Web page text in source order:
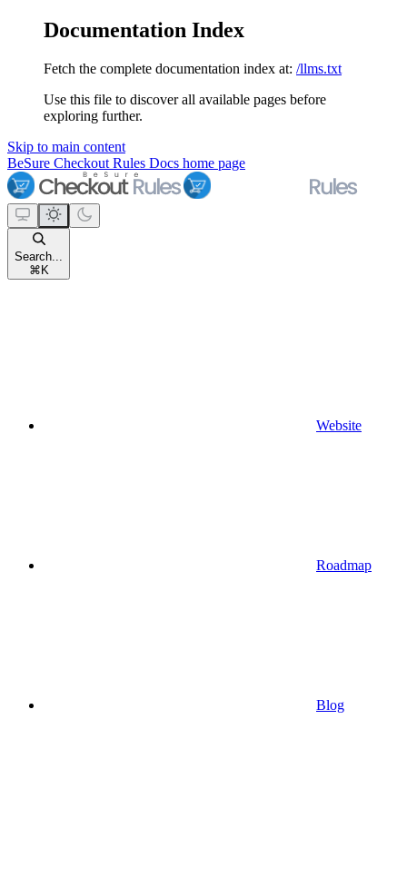
Documentation Index
Fetch the complete documentation index at: /llms.txt
Use this file to discover all available pages before
exploring further.
Skip to main content
BeSure Checkout Rules Docs home page
Search...
⌘ K
Website
Roadmap
Blog